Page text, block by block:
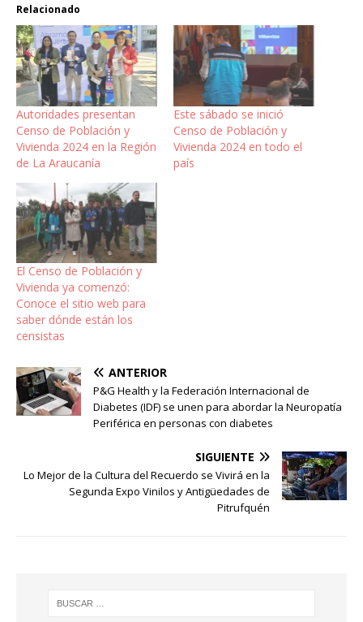
Relacionado
Autoridades presentan
Censo de Población y
Vivienda 2024 en la Región
de La Araucanía
Este sábado se inició
Censo de Población y
Vivienda 2024 en todo el
país
El Censo de Población y
Vivienda ya comenzó:
Conoce el sitio web para
saber dónde están los
censistas
ANTERIOR
P&G Health y la Federación Internacional de
Diabetes (IDF) se unen para abordar la Neuropatía
Periférica en personas con diabetes
SIGUIENTE
Lo Mejor de la Cultura del Recuerdo se Vivirá en la
Segunda Expo Vinilos y Antigüedades de
Pitrufquén